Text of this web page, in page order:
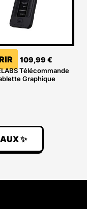
109,99 €
Télécommande
Graphique
✨